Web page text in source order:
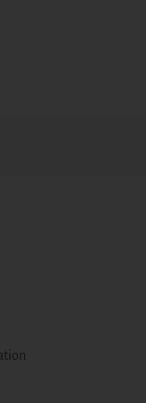
ist identisch mit
kann nicht abgewählt